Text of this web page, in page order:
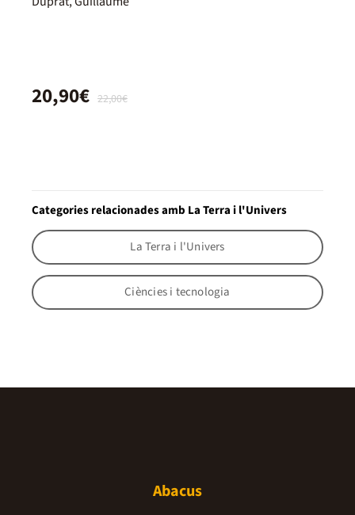
22,00€
20,90€
Categories relacionades amb La Terra i l'Univers
La Terra i l'Univers
Ciències i tecnologia
Abacus